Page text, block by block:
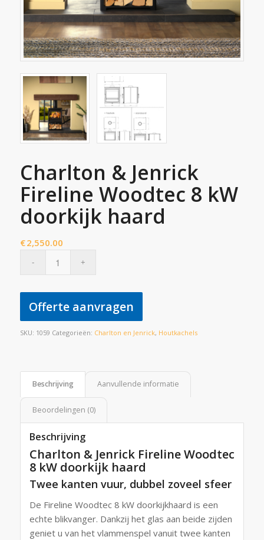
Charlton & Jenrick
Fireline Woodtec 8 kW
doorkijk haard
€2,550.00
Offerte aanvragen
SKU: 1059 Categorieën: Charlton en Jenrick, Houtkachels
Beschrijving Aanvullende informatie
Beoordelingen (0)
Beschrijving
Charlton & Jenrick Fireline Woodtec
8 kW doorkijk haard
Twee kanten vuur, dubbel zoveel sfeer
De Fireline Woodtec 8 kW doorkijkhaard is een
echte blikvanger. Dankzij het glas aan beide zijden
geniet u van het vlammenspel vanuit twee kanten